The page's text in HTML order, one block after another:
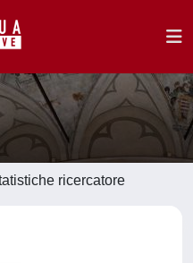
ricercatore